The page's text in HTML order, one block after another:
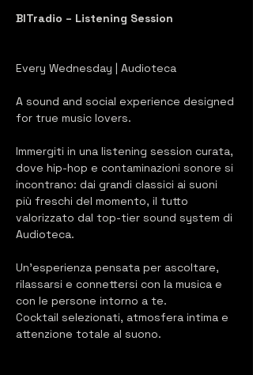
BITradio – Listening Session
Every Wednesday | Audioteca
A sound and social experience designed
for true music lovers.
Immergiti in una listening session curata,
dove hip-hop e contaminazioni sonore si
incontrano: dai grandi classici ai suoni
più freschi del momento, il tutto
valorizzato dal top-tier sound system di
Audioteca.
Un’esperienza pensata per ascoltare,
rilassarsi e connettersi con la musica e
con le persone intorno a te.
Cocktail selezionati, atmosfera intima e
attenzione totale al suono.